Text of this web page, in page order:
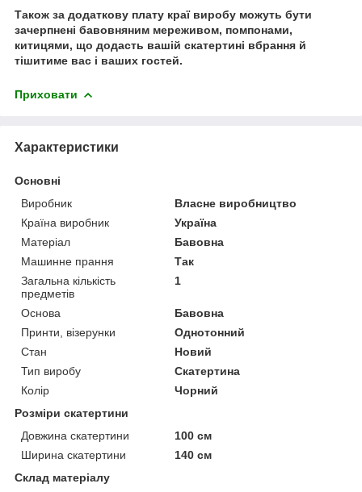
Також за додаткову плату краї виробу можуть бути
зачерпнені бавовняним мереживом, помпонами,
китицями, що додасть вашій скатертині вбрання й
тішитиме вас і ваших гостей.
Приховати
Характеристики
Основні
Виробник
Власне виробництво
Країна виробник
Україна
Матеріал
Бавовна
Машинне прання
Так
Загальна кількість
предметів
1
Основа
Бавовна
Принти, візерунки
Однотонний
Стан
Новий
Тип виробу
Скатертина
Колір
Чорний
Розміри скатертини
Довжина скатертини
100 см
Ширина скатертини
140 см
Склад матеріалу